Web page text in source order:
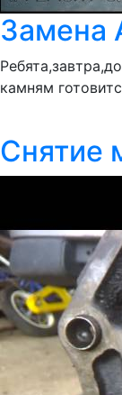
Замена
камням
Снятие